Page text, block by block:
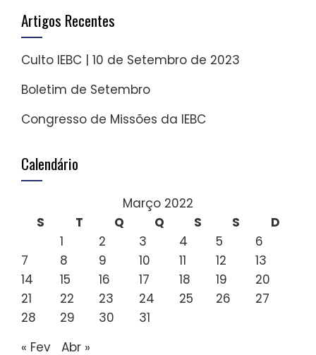
Artigos Recentes
Culto IEBC | 10 de Setembro de 2023
Boletim de Setembro
Congresso de Missões da IEBC
Calendário
Março 2022
S
T Q Q S S
D
1
2 3 4 5
6
7
8 9 10 11 12
13
14
15 16 17 18 19
20
21
22 23 24 25 26
27
28
29 30
31
« Fev
Abr »